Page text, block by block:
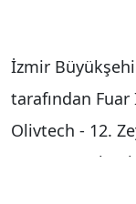
İzmir
tarafından
Olivtech - 12.
Şarap ve